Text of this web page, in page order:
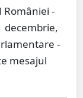
României -
decembrie,
-
mesajul